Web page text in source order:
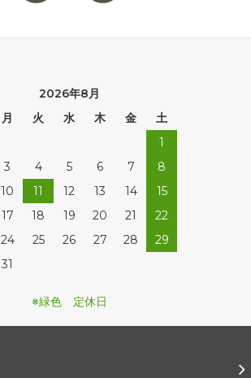
2026年8月
月 火 水 木 金
土
1
3 4 5 6 7
8
10 11 12 13 14
15
17 18 19 20 21
22
24 25 26 27 28
29
31
※緑色 定休日